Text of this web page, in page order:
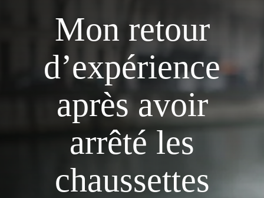
Mon retour
d’expérience
après avoir
arrêté les
chaussettes